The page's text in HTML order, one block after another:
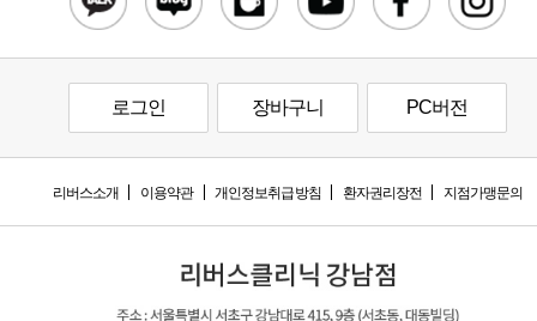
로그인 장바구니 PC버전
리버스소개 이용약관 개인정보취급방침 환자권리장전 지점가맹문의